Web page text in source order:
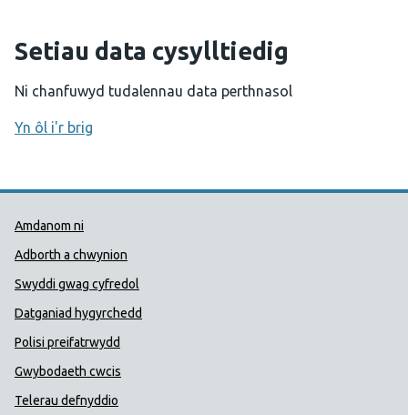
Setiau data cysylltiedig
Ni chanfuwyd tudalennau data perthnasol
Yn ôl i'r brig
Dolenni Cymorth Iechyd
Amdanom ni
Adborth a chwynion
Swyddi gwag cyfredol
Datganiad hygyrchedd
Polisi preifatrwydd
Gwybodaeth cwcis
Telerau defnyddio